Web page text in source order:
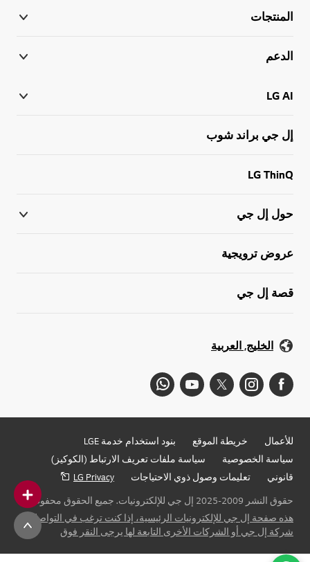
المنتجات
الدعم
LG AI
إل جي براند شوب
LG ThinQ
حول إل جي
عروض ترويجية
قصة إل جي
الخليج, العربية
للأعمال خريطة الموقع
بنود استخدام خدمة LGE
سياسة الخصوصية
سياسة ملفات تعريف الارتباط (الكوكيز)
قانوني
تعليمات وصول ذوي الاحتياجات
LG Privacy
حقوق النشر 2009-2025 إل جي للإلكترونيات. جميع الحقوق محفوظة
هذه صفحة إل جي للإلكترونيات الرئيسية، إذا كنت ترغب في التواصل مع
شركة إل جي أو الشركات الأخرى التابعة لها يرجى النقر فوق